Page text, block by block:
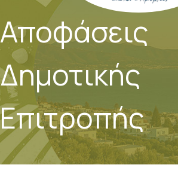
Αποφάσεις
Δημοτικής
Επιτροπής